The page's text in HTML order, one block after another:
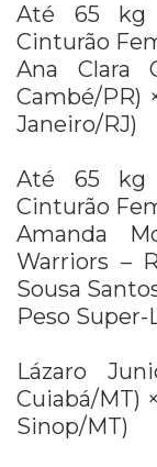
Até 65 kg
Cinturão
Ana Clara
Cambé/PR)
Janeiro/RJ)
Até 65 kg
Cinturão
Amanda
Warriors –
Sousa
Peso Super-
Lázaro
Cuiabá/MT)
Sinop/MT)